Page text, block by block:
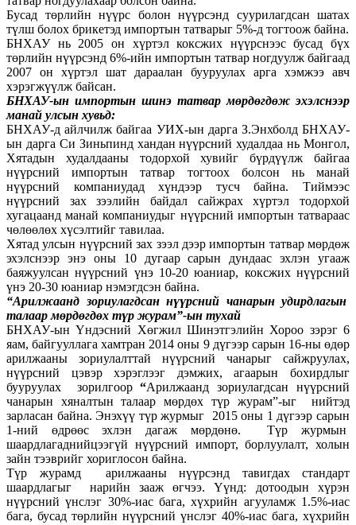
Бусад төрлийн нүүрс болон нүүрсэнд суурилагдсан шатах
түлш болох брикетэд импортын татварыг 5%-д тогтоож байна.
БНХАУ нь 2005 он хүртэл коксжих нүүрснээс бусад бүх
төрлийн нүүрсэнд 6%-ийн импортын татвар ногдуулж байгаад
2007 он хүртэл шат дараалан бууруулах арга хэмжээ авч
хэрэгжүүлж байсан.
БНХАУ-ын импортын шинэ татвар мөрдөгдөж эхэлснээр
манай улсын хувьд:
БНХАУ-д айлчилж байгаа УИХ-ын дарга З.Энхболд БНХАУ-
ын дарга Си Зиньпинд хандан нүүрсний худалдаа нь Монгол,
Хятадын худалдааны тодорхой хувийг бүрдүүлж байгаа
нүүрсний импортын татвар тогтоох болсон нь манай
нүүрсний компаниудад хүндээр тусч байна. Тиймээс
нүүрсний зах зээлийн байдал сайжрах хүртэл тодорхой
хугацаанд манай компаниудыг нүүрсний импортын татвараас
чөлөөлөх хүсэлтийг тавилаа.
Хятад улсын нүүрсний зах зээл дээр импортын татвар мөрдөж
эхэлснээр энэ оны 10 дугаар сарын дундаас эхлэн угааж
баяжуулсан нүүрсний үнэ 10-20 юаниар, коксжих нүүрсний
үнэ 20-30 юаниар нэмэгдсэн байна.
“Арилжаанд зориулагдсан нүүрсний чанарын удирдлагын
талаар мөрдөгдөх түр журам”-ын тухай
БНХАУ-ын Үндэсний Хөгжил Шинэтгэлийн Хороо зэрэг 6
яам, байгууллага хамтран 2014 оны 9 дүгээр сарын 16-ны өдөр
арилжааны зориулалттай нүүрсний чанарыг сайжруулах,
нүүрсний цэвэр хэрэглээг дэмжих, агаарын бохирдлыг
бууруулах зорилгоор“Арилжаанд зориулагдсан нүүрсний
чанарын хяналтын талаар мөрдөх түр журам”-ыг нийтэд
зарласан байна. Энэхүү түр журмыг 2015 оны 1 дүгээр сарын
1-ний өдрөөс эхлэн дагаж мөрдөнө. Түр журмын
шаардлагаднийцээгүй нүүрсний импорт, борлуулалт, холын
зайн тээврийг хориглосон байна.
Түр журамд арилжааны нүүрсэнд тавигдах стандарт
шаардлагыг нарийн зааж өгчээ. Үүнд: дотоодын хүрэн
нүүрсний үнслэг 30%-иас бага, хүхрийн агууламж 1.5%-иас
бага, бусад төрлийн нүүрсний үнслэг 40%-иас бага, хүхрийн